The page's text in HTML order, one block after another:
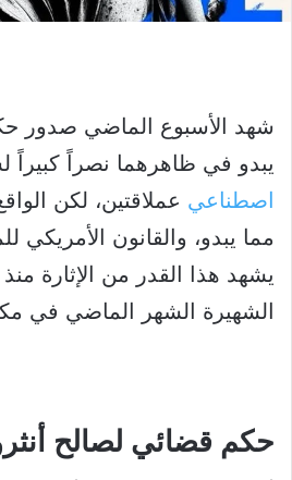
شهد الأسبوع الماضي صدور
يبدو في ظاهرهما نصراً كبيراً
اصطناعي عملاقتين، لكن
مما يبدو، والقانون الأمريكي
يشهد هذا القدر من الإثارة
الشهيرة الشهر الماضي في
حكم قضائي لصالح